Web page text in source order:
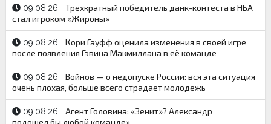
09.08.26
Трёхкратный победитель данк-контеста в НБА
стал игроком «Жироны»
09.08.26
Кори Гауфф оценила изменения в своей игре
после появления Гэвина Макмиллана в её команде
09.08.26
Войнов — о недопуске России: вся эта ситуация
очень плохая, больше всего страдает молодёжь
09.08.26
Агент Головина: «Зенит»? Александр
подошел бы любой команде»